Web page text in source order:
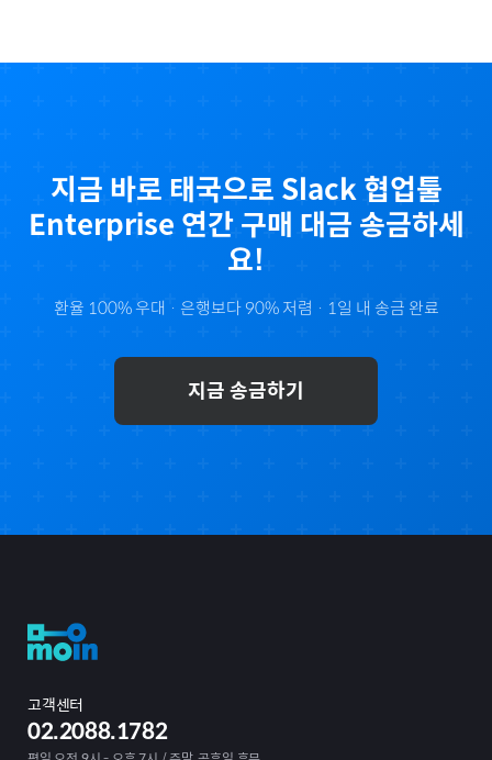
지금 바로 태국으로 Slack 협업툴
Enterprise 연간구매 대금 송금하세
요!
환율 100% 우대 · 은행보다 90% 저렴 · 1일 내 송금 완료
지금 송금하기
고객센터
02.2088.1782